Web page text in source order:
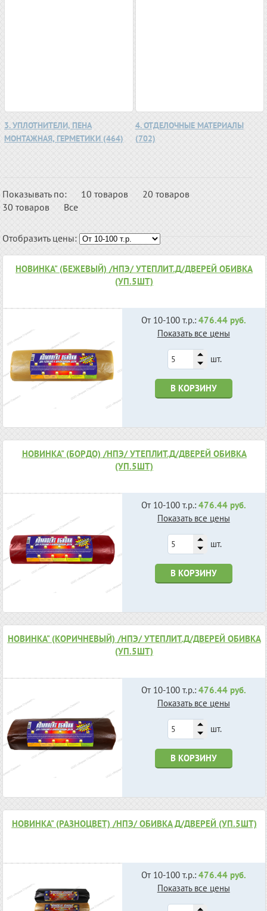
3. УПЛОТНИТЕЛИ, ПЕНА
МОНТАЖНАЯ, ГЕРМЕТИКИ (464)
4. ОТДЕЛОЧНЫЕ МАТЕРИАЛЫ
(702)
Показывать по: 10 товаров
20 товаров
30 товаров
Все
Отобразить цены:
НОВИНКА" (БЕЖЕВЫЙ) /НПЭ/ УТЕПЛИТ.Д/ДВЕРЕЙ ОБИВКА
(УП.5ШТ)
От 10-100 т.р.: 476.44 руб.
Показать все цены
шт.
В КОРЗИНУ
НОВИНКА" (БОРДО) /НПЭ/ УТЕПЛИТ.Д/ДВЕРЕЙ ОБИВКА
(УП.5ШТ)
От 10-100 т.р.: 476.44 руб.
Показать все цены
шт.
В КОРЗИНУ
НОВИНКА" (КОРИЧНЕВЫЙ) /НПЭ/ УТЕПЛИТ.Д/ДВЕРЕЙ ОБИВКА
(УП.5ШТ)
От 10-100 т.р.: 476.44 руб.
Показать все цены
шт.
В КОРЗИНУ
НОВИНКА" (РАЗНОЦВЕТ) /НПЭ/ ОБИВКА Д/ДВЕРЕЙ (УП.5ШТ)
От 10-100 т.р.: 476.44 руб.
Показать все цены